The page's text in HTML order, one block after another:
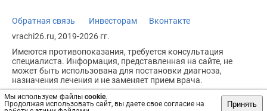
Мы используем файлы cookie.
Продолжая использовать сайт, вы даете свое согласие на
Принять
Обратная связь Инвесторам
Вконтакте
vrachi26.ru, 2019-2026 гг.
Имеются противопоказания, требуется консультация
специалиста. Информация, представленная на сайте, не
может быть использована для постановки диагноза,
назначения лечения и не заменяет прием врача.
Возрастное ограничение: 18+